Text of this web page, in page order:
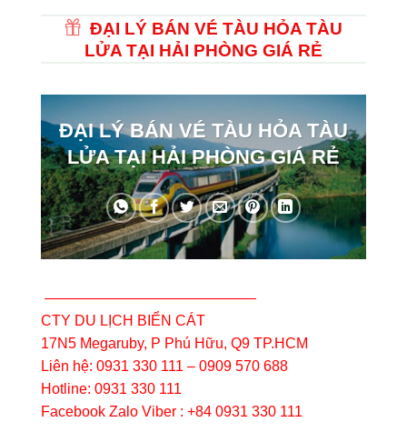
ĐẠI LÝ BÁN VÉ TÀU HỎA TÀU
LỬA TẠI HẢI PHÒNG GIÁ RẺ
ĐẠI LÝ BÁN VÉ TÀU HỎA TÀU
LỬA TẠI HẢI PHÒNG GIÁ RẺ
——————————————–
CTY DU LỊCH BIỂN CÁT
17N5 Megaruby, P Phú Hữu, Q9 TP.HCM
Liên hệ: 0931 330 111 – 0909 570 688
Hotline: 0931 330 111
Facebook Zalo Viber : +84 0931 330 111